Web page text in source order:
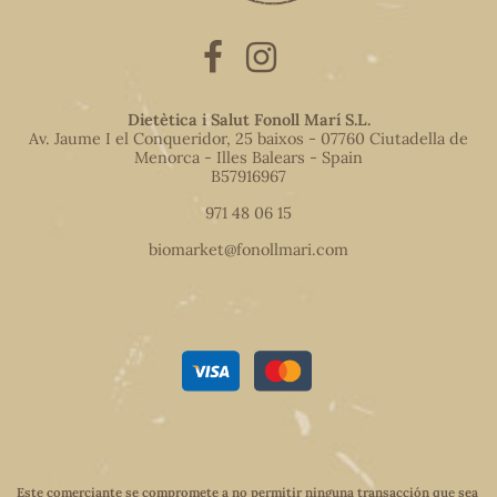
Dietètica i Salut Fonoll Marí S.L.
Av. Jaume I el Conqueridor, 25 baixos - 07760 Ciutadella de
Menorca - Illes Balears - Spain
B57916967
971 48 06 15
biomarket@fonollmari.com
Este comerciante se compromete a no permitir ninguna transacción que sea